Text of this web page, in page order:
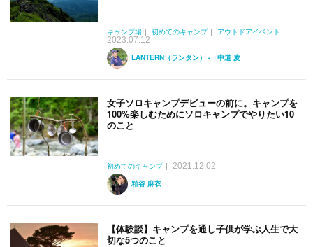
キャンプ場 初めてのキャンプ アウトドアイベント
2023.07.12
LANTERN（ランタン） - 中道 麦
女子ソロキャンプデビューの前に。キャンプを
100%楽しむためにソロキャンプでやりたい10
のこと
初めてのキャンプ
2021.12.02
粕谷 麻衣
【体験談】キャンプを通し子供が学ぶ人生で大
切な5つのこと